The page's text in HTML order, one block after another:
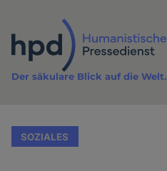
Inhalt
Der säkulare Blick auf die Welt.
SOZIALES